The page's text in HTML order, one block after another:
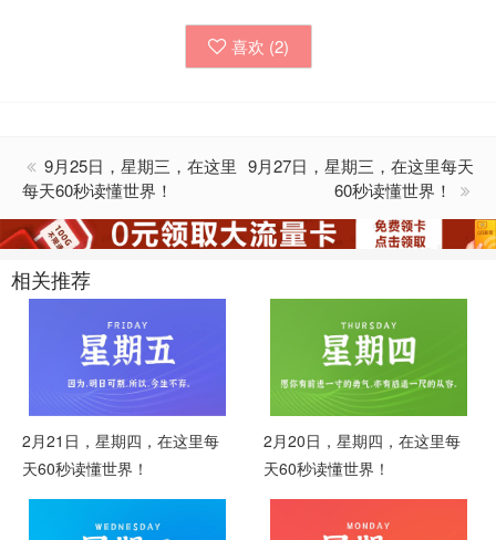
喜欢 (2)
9月25日，星期三，在这里
每天60秒读懂世界！
9月27日，星期三，在这里每天
60秒读懂世界！
相关推荐
2月21日，星期四，在这里每
天60秒读懂世界！
2月20日，星期四，在这里每
天60秒读懂世界！